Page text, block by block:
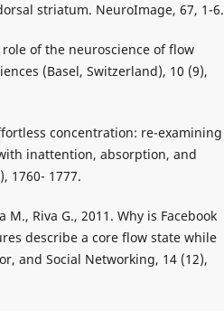
striatum. NeuroImage, 67, 1-6.
role of the neuroscience of flow
(Basel, Switzerland), 10 (9),
concentration: re-examining
inattention, absorption, and
1760- 1777.
Riva G., 2011. Why is Facebook
describe a core flow state while
and Social Networking, 14 (12),